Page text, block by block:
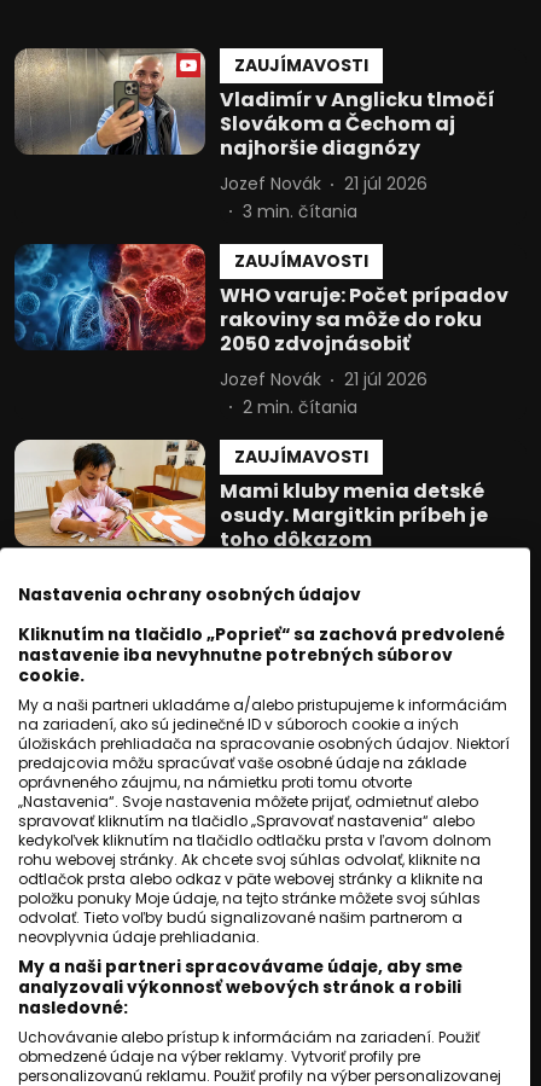
ZAUJÍMAVOSTI
Vladimír v Anglicku tlmočí
Slovákom a Čechom aj
najhoršie diagnózy
Jozef Novák
21 júl 2026
3 min. čítania
ZAUJÍMAVOSTI
WHO varuje: Počet prípadov
rakoviny sa môže do roku
2050 zdvojnásobiť
Jozef Novák
21 júl 2026
2 min. čítania
ZAUJÍMAVOSTI
Mami kluby menia detské
osudy. Margitkin príbeh je
toho dôkazom
3 min. čítania
ZAUJÍMAVOSTI
rakva z Ameriky šokovala
Slovensko
Jozef Novák
13 júl 2026
2 min. čítania
ZAUJÍMAVOSTI
Richnava píše úspešný
príbeh. Prácu získalo 321
obyvateľov
Jozef Novák
09 júl 2026
3 min. čítania
ZAUJÍMAVOSTI
Bývalý domovák buduje zbor,
Nastavenia ochrany osobných údajov
Kliknutím na tlačidlo „Poprieť“ sa zachová predvolené
nastavenie iba nevyhnutne potrebných súborov
cookie.
My a naši partneri ukladáme a/alebo pristupujeme k informáciám
na zariadení, ako sú jedinečné ID v súboroch cookie a iných
úložiskách prehliadača na spracovanie osobných údajov. Niektorí
predajcovia môžu spracúvať vaše osobné údaje na základe
oprávneného záujmu, na námietku proti tomu otvorte
„Nastavenia“. Svoje nastavenia môžete prijať, odmietnuť alebo
spravovať kliknutím na tlačidlo „Spravovať nastavenia“ alebo
kedykoľvek kliknutím na tlačidlo odtlačku prsta v ľavom dolnom
rohu webovej stránky. Ak chcete svoj súhlas odvolať, kliknite na
odtlačok prsta alebo odkaz v päte webovej stránky a kliknite na
položku ponuky Moje údaje, na tejto stránke môžete svoj súhlas
odvolať. Tieto voľby budú signalizované našim partnerom a
neovplyvnia údaje prehliadania.
My a naši partneri spracovávame údaje, aby sme
analyzovali výkonnosť webových stránok a robili
nasledovné:
Uchovávanie alebo prístup k informáciám na zariadení. Použiť
obmedzené údaje na výber reklamy. Vytvoriť profily pre
personalizovanú reklamu. Použiť profily na výber personalizovanej